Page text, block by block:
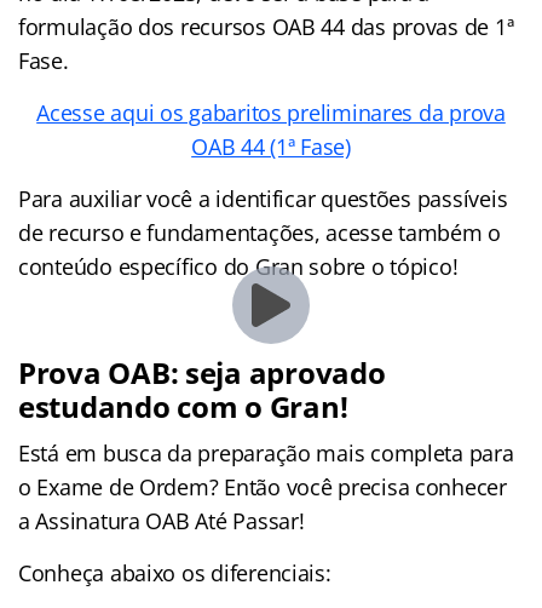
formulação dos recursos OAB 44 das provas de 1ª
Fase.
Acesse aqui os gabaritos preliminares da prova
OAB 44 (1ª Fase)
Para auxiliar você a identificar questões passíveis
de recurso e fundamentações, acesse também o
conteúdo específico do Gran sobre o tópico!
Prova OAB: seja aprovado
estudando com o Gran!
Está em busca da preparação mais completa para
o Exame de Ordem? Então você precisa conhecer
a Assinatura OAB Até Passar!
Conheça abaixo os diferenciais: